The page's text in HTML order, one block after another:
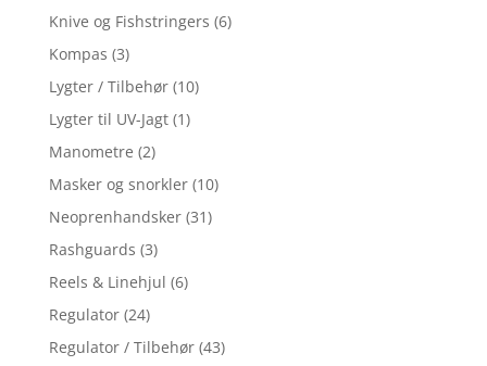
Knive og Fishstringers (6)
Kompas (3)
Lygter / Tilbehør (10)
Lygter til UV-Jagt (1)
Manometre (2)
Masker og snorkler (10)
Neoprenhandsker (31)
Rashguards (3)
Reels & Linehjul (6)
Regulator (24)
Regulator / Tilbehør (43)